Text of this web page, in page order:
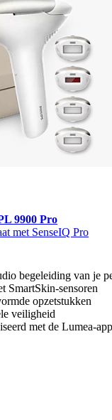
9900 Pro
met SenseIQ Pro
begeleiding van je
SmartSkin-sensoren
opzetstukken
veiligheid
met de Lumea-app